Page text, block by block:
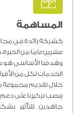
المساهمة
كشركة رائدة في مجال
عشرين عامًا من
وهدفنا الأساسي هو
الخدمات لكل من
خلال تقديم مجموعة
ينصب تركيزنا على دعم
جاهدين للتأثير